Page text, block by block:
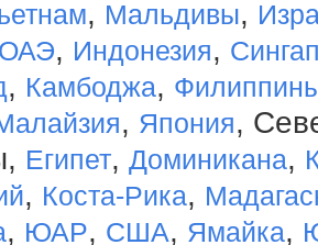
, Мальдивы,
ОАЭ, Индонезия,
, Камбоджа,
, Япония,
Египет, Доминикана,
, Коста-Рика,
, ЮАР, США, Ямайка,